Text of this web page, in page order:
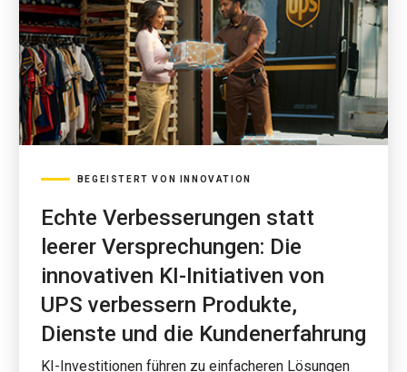
BEGEISTERT VON INNOVATION
Echte Verbesserungen statt
leerer Versprechungen: Die
innovativen KI-Initiativen von
UPS verbessern Produkte,
Dienste und die Kundenerfahrung
KI-Investitionen führen zu einfacheren Lösungen